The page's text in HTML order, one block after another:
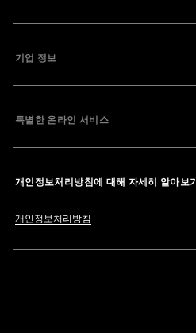
기업 정보
특별한 온라인 서비스
개인정보처리방침에 대해 자세히 알아보기
개인정보처리방침